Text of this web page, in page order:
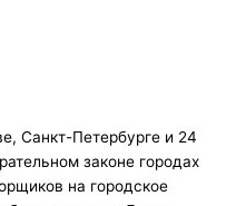
Санкт-Петербурге и 24
законе городах
на городское